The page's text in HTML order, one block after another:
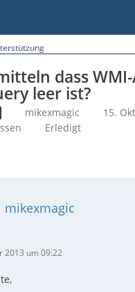
dass
leer ist?
mikexmagic
15.
Erledigt
mikexmagic
2013 um 09:22